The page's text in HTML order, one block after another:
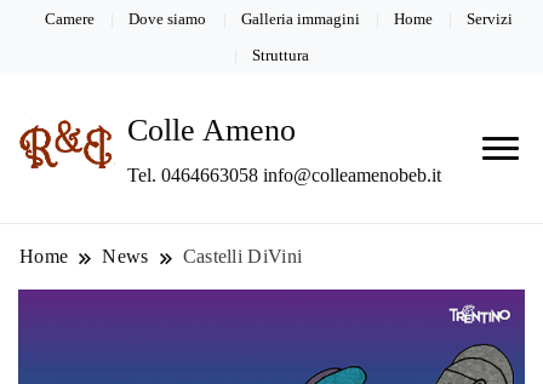
Camere Dove siamo Galleria immagini Home Servizi
Struttura
Colle Ameno
Tel. 0464663058 info@colleamenobeb.it
Home News Castelli DiVini